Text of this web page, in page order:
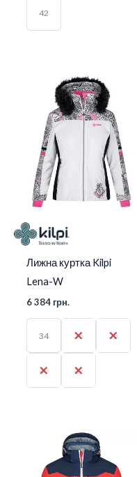
42
Лижна куртка Kilpi
Lena-W
6 384 грн.
34 36 38
40 42